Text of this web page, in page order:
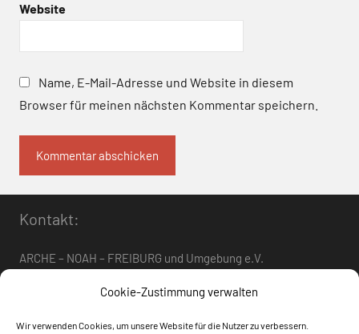
Cookie-Zustimmung verwalten
Wir verwenden Cookies, um unsere Website für die Nutzer zu verbessern.
Website
Name, E-Mail-Adresse und Website in diesem
Browser für meinen nächsten Kommentar speichern.
Kontakt:
ARCHE – NOAH – FREIBURG und Umgebung e.V.
arche-noah-freiburg[at]freenet.de